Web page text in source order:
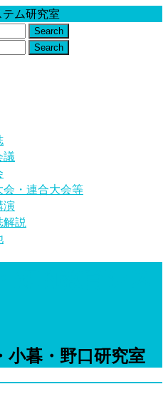
ム研究室
議
・連合大会等
演
解説
小暮・野口研究室